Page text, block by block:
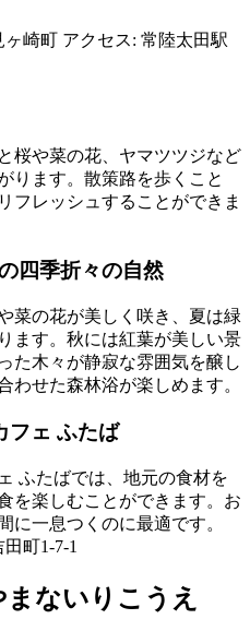
崎町 アクセス: 常陸太田駅
桜や菜の花、ヤマツツジなど
ります。散策路を歩くこと
フレッシュすることができま
四季折々の自然
菜の花が美しく咲き、夏は緑
ます。秋には紅葉が美しい景
た木々が静寂な雰囲気を醸し
わせた森林浴が楽しめます。
フェ ふたば
ふたばでは、地元の食材を
を楽しむことができます。お
に一息つくのに最適です。
町1-7-1
ないりこうえ